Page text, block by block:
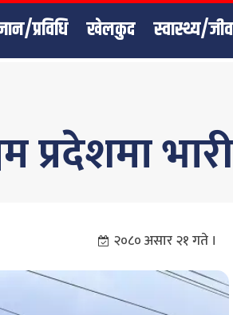
प्रविधि खेलकुद स्वास्थ्य/
प्रदेशमा
२०८० असार २१ गते ।